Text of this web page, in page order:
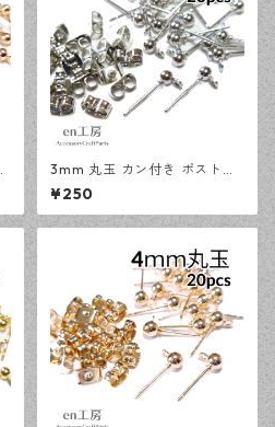
3mm 丸玉 カン付き ポストピ
アス シルバー 20ピース 金属
キャッチ ピアス 【en工房】
¥250